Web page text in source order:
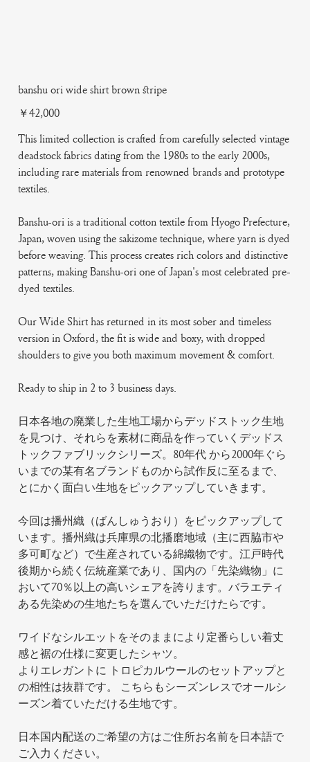
banshu ori wide shirt brown stripe
Price
￥42,000
This limited collection is crafted from carefully selected vintage
deadstock fabrics dating from the 1980s to the early 2000s,
including rare materials from renowned brands and prototype
textiles.
Banshu-ori is a traditional cotton textile from Hyogo Prefecture,
Japan, woven using the sakizome technique, where yarn is dyed
before weaving. This process creates rich colors and distinctive
patterns, making Banshu-ori one of Japan's most celebrated pre-
dyed textiles.
Our Wide Shirt has returned in its most sober and timeless
version in Oxford, the fit is wide and boxy, with dropped
shoulders to give you both maximum movement & comfort.
Ready to ship in 2 to 3 business days.
日本各地の廃業した生地工場からデッドストック生地
を見つけ、それらを素材に商品を作っていくデッドス
トックファブリックシリーズ。80年代 から2000年ぐら
いまでの某有名ブランドものから試作反に至るまで、
とにかく面白い生地をピックアップしていきます。
今回は播州織（ばんしゅうおり）をピックアップして
います。播州織は兵庫県の北播磨地域（主に西脇市や
多可町など）で生産されている綿織物です。江戸時代
後期から続く伝統産業であり、国内の「先染織物」に
おいて70％以上の高いシェアを誇ります。バラエティ
ある先染めの生地たちを選んでいただけたらです。
ワイドなシルエットをそのままにより定番らしい着丈
感と裾の仕様に変更したシャツ。
よりエレガントに トロピカルウールのセットアップと
の相性は抜群です。 こちらもシーズンレスでオールシ
ーズン着ていただける生地です。
日本国内配送のご希望の方はご住所お名前を日本語で
ご入力ください。